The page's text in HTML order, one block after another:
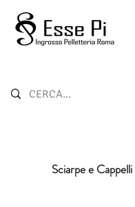
Sciarpe e